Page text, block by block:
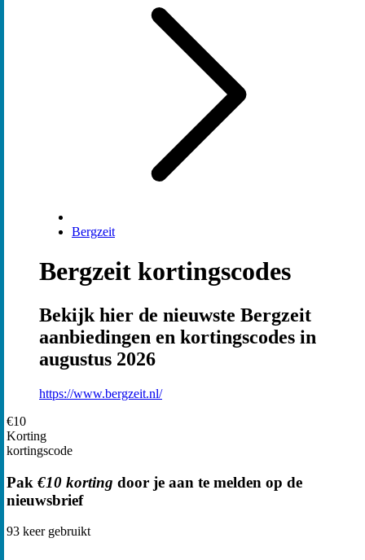
Bergzeit
Bergzeit kortingscodes
Bekijk hier de nieuwste Bergzeit
aanbiedingen en kortingscodes in
augustus 2026
https://www.bergzeit.nl/
€10
Korting
kortingscode
Pak €10 korting door je aan te melden op de
nieuwsbrief
93 keer gebruikt